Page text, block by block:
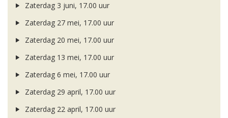
Zaterdag 3 juni, 17.00 uur
Zaterdag 27 mei, 17.00 uur
Zaterdag 20 mei, 17.00 uur
Zaterdag 13 mei, 17.00 uur
Zaterdag 6 mei, 17.00 uur
Zaterdag 29 april, 17.00 uur
Zaterdag 22 april, 17.00 uur